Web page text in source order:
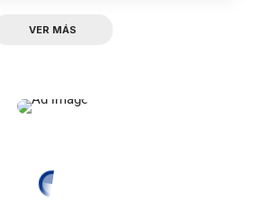
VER MÁS